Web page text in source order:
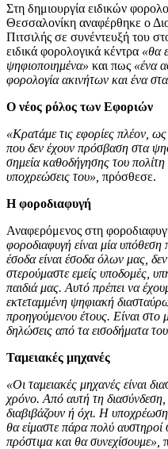
Στη δημιουργία ειδικών
Θεσσαλονίκη αναφέρθηκε ο
Πιτσιλής σε συνέντευξή του
ειδικά φορολογικά κέντρα «θα
ψηφιοποιημένα» και πως «ένα
φορολογία ακινήτων και ένα
Ο νέος ρόλος των Εφοριών
«Κρατάμε τις εφορίες πλέον,
που δεν έχουν πρόσβαση στα
σημεία καθοδήγησης του
υποχρεώσεις του», πρόσθεσε.
Η φοροδιαφυγή
Αναφερόμενος στη
φοροδιαφυγή είναι μία
έσοδα είναι έσοδα όλων μας,
στερούμαστε εμείς υποδομές,
παιδιά μας. Αυτό πρέπει να
εκτεταμμένη ψηφιακή
προηγούμενου έτους. Είναι
δηλώσεις από τα εισοδήματα
Ταμειακές μηχανές
«Οι ταμειακές μηχανές είναι
χρόνο. Από αυτή τη
διαβιβάζουν ή όχι. Η υποχρέωση
θα είμαστε πάρα πολύ αυστηροί
πρόστιμα και θα συνεχίσουμε»,